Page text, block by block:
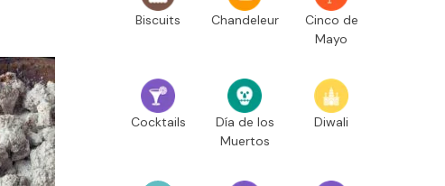
Biscuits Chandeleur
Cinco de
Mayo
Cocktails
Día de los
Muertos
Diwali